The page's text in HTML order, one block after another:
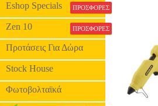
Eshop Specials ΠΡΟΣΦΟΡΕΣ
Zen 10 ΠΡΟΣΦΟΡΕΣ
Προτάσεις Για Δώρα
Stock House
Φωτοβολταϊκά